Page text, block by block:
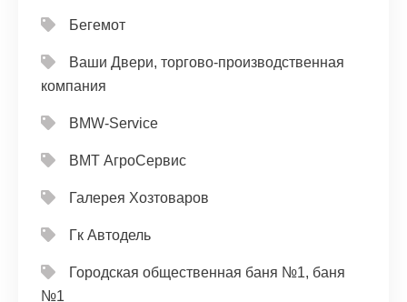
Бегемот
Ваши Двери, торгово-производственная
компания
ВМW-Service
ВМТ АгроСервис
Галерея Хозтоваров
Гк Автодель
Городская общественная баня №1, баня
№1